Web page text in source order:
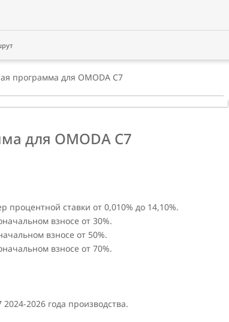
программа для OMODA C7
для OMODA C7
процентной ставки от 0,010% до 14,10%.
взносе от 30%.
взносе от 50%.
взносе от 70%.
2026 года производства.